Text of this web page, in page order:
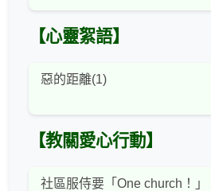
【心靈絮語】
惡的距離(1)
【教關愛心行動】
社區服侍要「One church！」